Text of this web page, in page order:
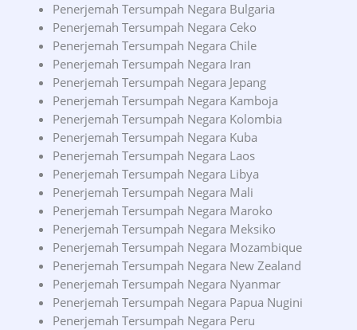
Penerjemah Tersumpah Negara Bulgaria
Penerjemah Tersumpah Negara Ceko
Penerjemah Tersumpah Negara Chile
Penerjemah Tersumpah Negara Iran
Penerjemah Tersumpah Negara Jepang
Penerjemah Tersumpah Negara Kamboja
Penerjemah Tersumpah Negara Kolombia
Penerjemah Tersumpah Negara Kuba
Penerjemah Tersumpah Negara Laos
Penerjemah Tersumpah Negara Libya
Penerjemah Tersumpah Negara Mali
Penerjemah Tersumpah Negara Maroko
Penerjemah Tersumpah Negara Meksiko
Penerjemah Tersumpah Negara Mozambique
Penerjemah Tersumpah Negara New Zealand
Penerjemah Tersumpah Negara Nyanmar
Penerjemah Tersumpah Negara Papua Nugini
Penerjemah Tersumpah Negara Peru